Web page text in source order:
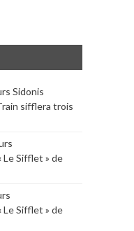
Sidonis
sifflera trois
Sifflet » de
Sifflet » de